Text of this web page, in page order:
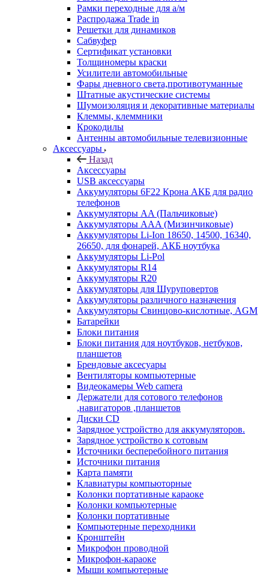
Рамки переходные для а/м
Распродажа Trade in
Решетки для динамиков
Сабвуфер
Сертификат установки
Толщиномеры краски
Усилители автомобильные
Фары дневного света,противотуманные
Штатные акустические системы
Шумоизоляция и декоративные материалы
Клеммы, клеммники
Крокодилы
Антенны автомобильные телевизионные
Аксессуары
Назад
Аксессуары
USB аксессуары
Аккумуляторы 6F22 Крона АКБ для радио
телефонов
Аккумуляторы AA (Пальчиковые)
Аккумуляторы AAA (Мизинчиковые)
Аккумуляторы Li-Ion 18650, 14500, 16340,
26650, для фонарей, АКБ ноутбука
Аккумуляторы Li-Pol
Аккумуляторы R14
Аккумуляторы R20
Аккумуляторы для Шуруповертов
Аккумуляторы различного назначения
Аккумуляторы Свинцово-кислотные, AGM
Батарейки
Блоки питания
Блоки питания для ноутбуков, нетбуков,
планшетов
Брендовые аксесуары
Вентиляторы компьютерные
Видеокамеры Web camera
Держатели для сотового телефонов
,навигаторов ,планшетов
Диски CD
Зарядное устройство для аккумуляторов.
Зарядное устройство к сотовым
Источники бесперебойного питания
Источники питания
Карта памяти
Клавиатуры компьюторные
Колонки портативные караоке
Колонки компьютерные
Колонки портативные
Компьютерные переходники
Кронштейн
Микрофон проводной
Микрофон-караоке
Мыши компьютерные